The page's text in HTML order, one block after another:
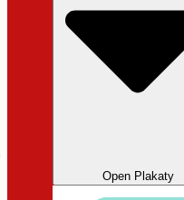
Open Plakaty